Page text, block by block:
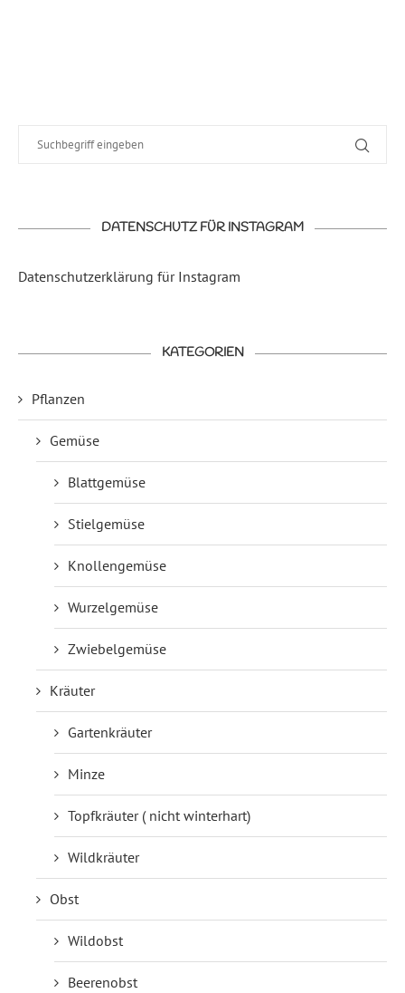
DATENSCHUTZ FÜR INSTAGRAM
Datenschutzerklärung für Instagram
KATEGORIEN
Pflanzen
Gemüse
Blattgemüse
Stielgemüse
Knollengemüse
Wurzelgemüse
Zwiebelgemüse
Kräuter
Gartenkräuter
Minze
Topfkräuter ( nicht winterhart)
Wildkräuter
Obst
Wildobst
Beerenobst